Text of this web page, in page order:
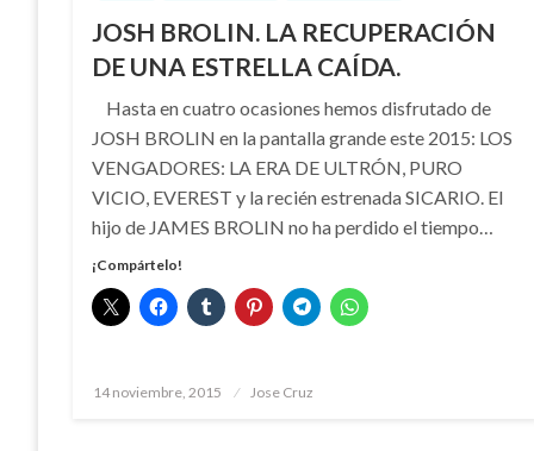
JOSH BROLIN. LA RECUPERACIÓN
DE UNA ESTRELLA CAÍDA.
Hasta en cuatro ocasiones hemos disfrutado de
JOSH BROLIN en la pantalla grande este 2015: LOS
VENGADORES: LA ERA DE ULTRÓN, PURO
VICIO, EVEREST y la recién estrenada SICARIO. El
hijo de JAMES BROLIN no ha perdido el tiempo…
¡Compártelo!
Publicado
14 noviembre, 2015 Jose Cruz